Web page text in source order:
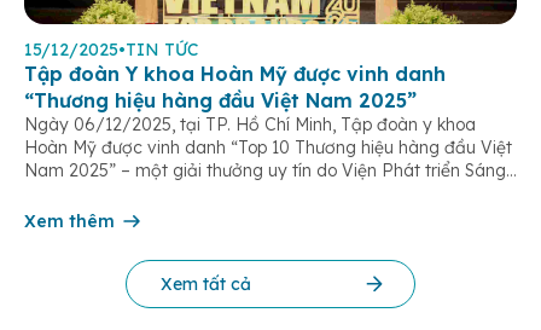
15/12/2025•TIN TỨC
Tập đoàn Y khoa Hoàn Mỹ được vinh danh
“Thương hiệu hàng đầu Việt Nam 2025”
Ngày 06/12/2025, tại TP. Hồ Chí Minh, Tập đoàn y khoa
Hoàn Mỹ được vinh danh “Top 10 Thương hiệu hàng đầu Việt
Nam 2025” – một giải thưởng uy tín do Viện Phát triển Sáng
cứu Phát triển Doanh nghiệp Châu Á […]
Xem thêm
Xem tất cả